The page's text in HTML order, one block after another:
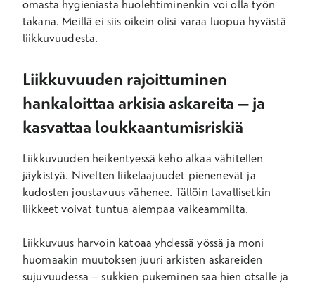
omasta hygieniasta huolehtiminenkin voi olla työn
takana. Meillä ei siis oikein olisi varaa luopua hyvästä
liikkuvuudesta.
Liikkuvuuden rajoittuminen
hankaloittaa arkisia askareita – ja
kasvattaa loukkaantumisriskiä
Liikkuvuuden heikentyessä keho alkaa vähitellen
jäykistyä. Nivelten liikelaajuudet pienenevät ja
kudosten joustavuus vähenee. Tällöin tavallisetkin
liikkeet voivat tuntua aiempaa vaikeammilta.
Liikkuvuus harvoin katoaa yhdessä yössä ja moni
huomaakin muutoksen juuri arkisten askareiden
sujuvuudessa – sukkien pukeminen saa hien otsalle ja